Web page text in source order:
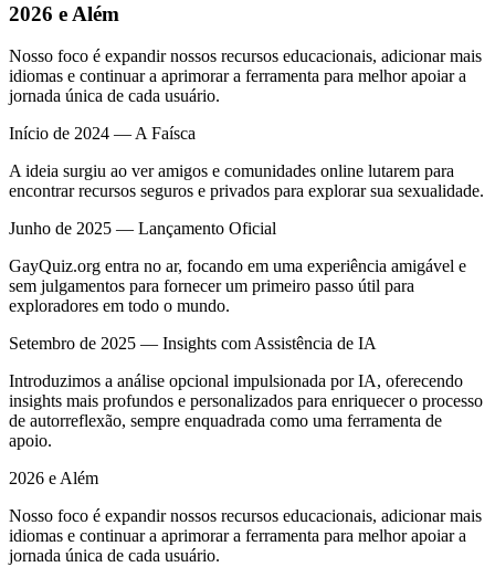
2026 e Além
Nosso foco é expandir nossos recursos educacionais, adicionar mais
idiomas e continuar a aprimorar a ferramenta para melhor apoiar a
jornada única de cada usuário.
Início de 2024 — A Faísca
A ideia surgiu ao ver amigos e comunidades online lutarem para
encontrar recursos seguros e privados para explorar sua sexualidade.
Junho de 2025 — Lançamento Oficial
GayQuiz.org entra no ar, focando em uma experiência amigável e
sem julgamentos para fornecer um primeiro passo útil para
exploradores em todo o mundo.
Setembro de 2025 — Insights com Assistência de IA
Introduzimos a análise opcional impulsionada por IA, oferecendo
insights mais profundos e personalizados para enriquecer o processo
de autorreflexão, sempre enquadrada como uma ferramenta de
apoio.
2026 e Além
Nosso foco é expandir nossos recursos educacionais, adicionar mais
idiomas e continuar a aprimorar a ferramenta para melhor apoiar a
jornada única de cada usuário.